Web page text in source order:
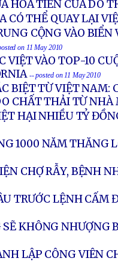
HỎA TIỄN CỦA DO
CÓ THỂ QUAY LẠI
CỘNG VÀO
on 11 May 2010
VIỆT VÀO TOP-10
-- posted on 11 May 2010
BIỆT TỪ VIỆT NAM:
CHẤT THẢI TỪ NHÀ
HẠI NHIỀU TỶ
1000 NĂM THĂNG
CHỢ RẪY, BỆNH
TRƯỚC LỆNH CẤM
SẼ KHÔNG NHƯỢNG
LẬP CÔNG VIÊN